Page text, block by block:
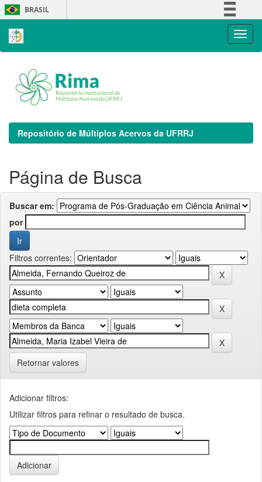
Skip
navigation
BRASIL
Repositório de Múltiplos Acervos da UFRRJ
Página de Busca
Buscar em:
por
Filtros correntes:
Retornar valores
Adicionar filtros:
Utilizar filtros para refinar o resultado de busca.